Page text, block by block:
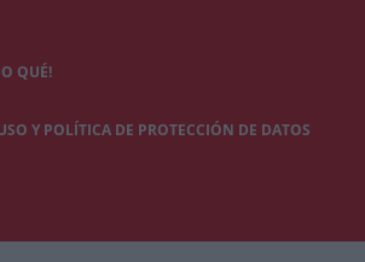
QUÉ!
Y POLÍTICA DE PROTECCIÓN DE DATOS